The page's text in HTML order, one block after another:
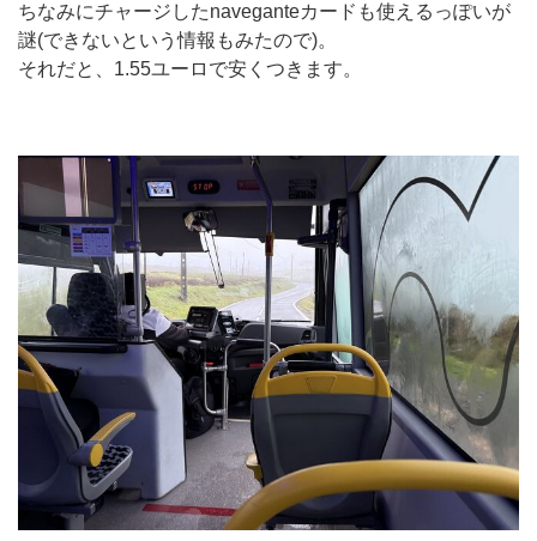
ちなみにチャージしたnaveganteカードも使えるっぽいが
謎(できないという情報もみたので)。
それだと、1.55ユーロで安くつきます。